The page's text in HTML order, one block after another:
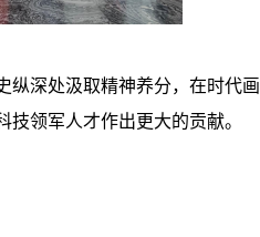
深处汲取精神养分，在时代
领军人才作出更大的贡献。